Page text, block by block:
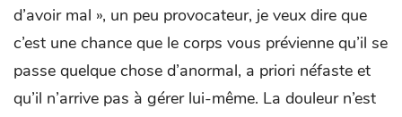
d’avoir mal », un peu provocateur, je veux dire que
c’est une chance que le corps vous prévienne qu’il se
passe quelque chose d’anormal, a priori néfaste et
qu’il n’arrive pas à gérer lui-même. La douleur n’est